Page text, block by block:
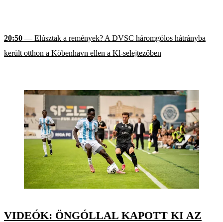
20:50 — Elúsztak a remények? A DVSC háromgólos hátrányba
került otthon a Köbenhavn ellen a Kl-selejtezőben
VIDEÓK: ÖNGÓLLAL KAPOTT KI AZ